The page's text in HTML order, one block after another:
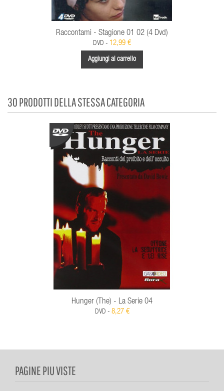
Raccontami - Stagione 01 02 (4 Dvd)
DVD - 12,99 €
Aggiungi al carrello
30 PRODOTTI DELLA STESSA CATEGORIA
Hunger (The) - La Serie 04
DVD - 8,27 €
PAGINE PIU VISTE